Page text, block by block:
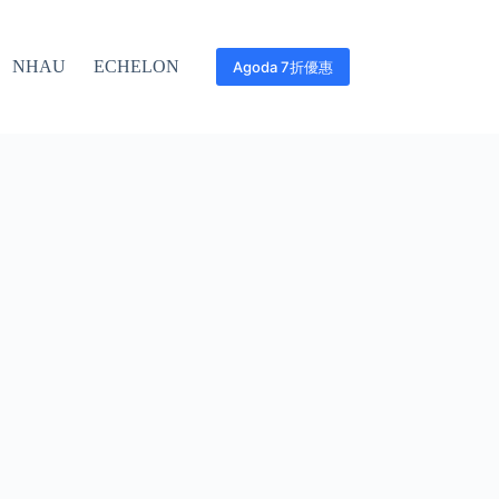
NHAU ECHELON Agoda 7折優惠